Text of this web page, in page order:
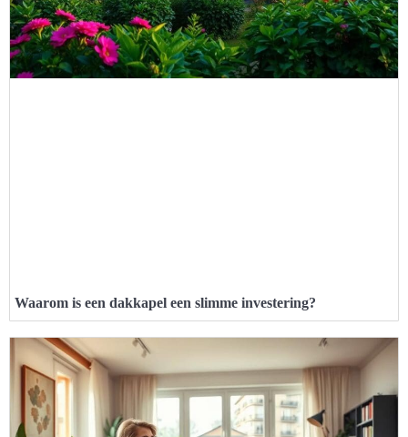
Waarom is een dakkapel een slimme investering?